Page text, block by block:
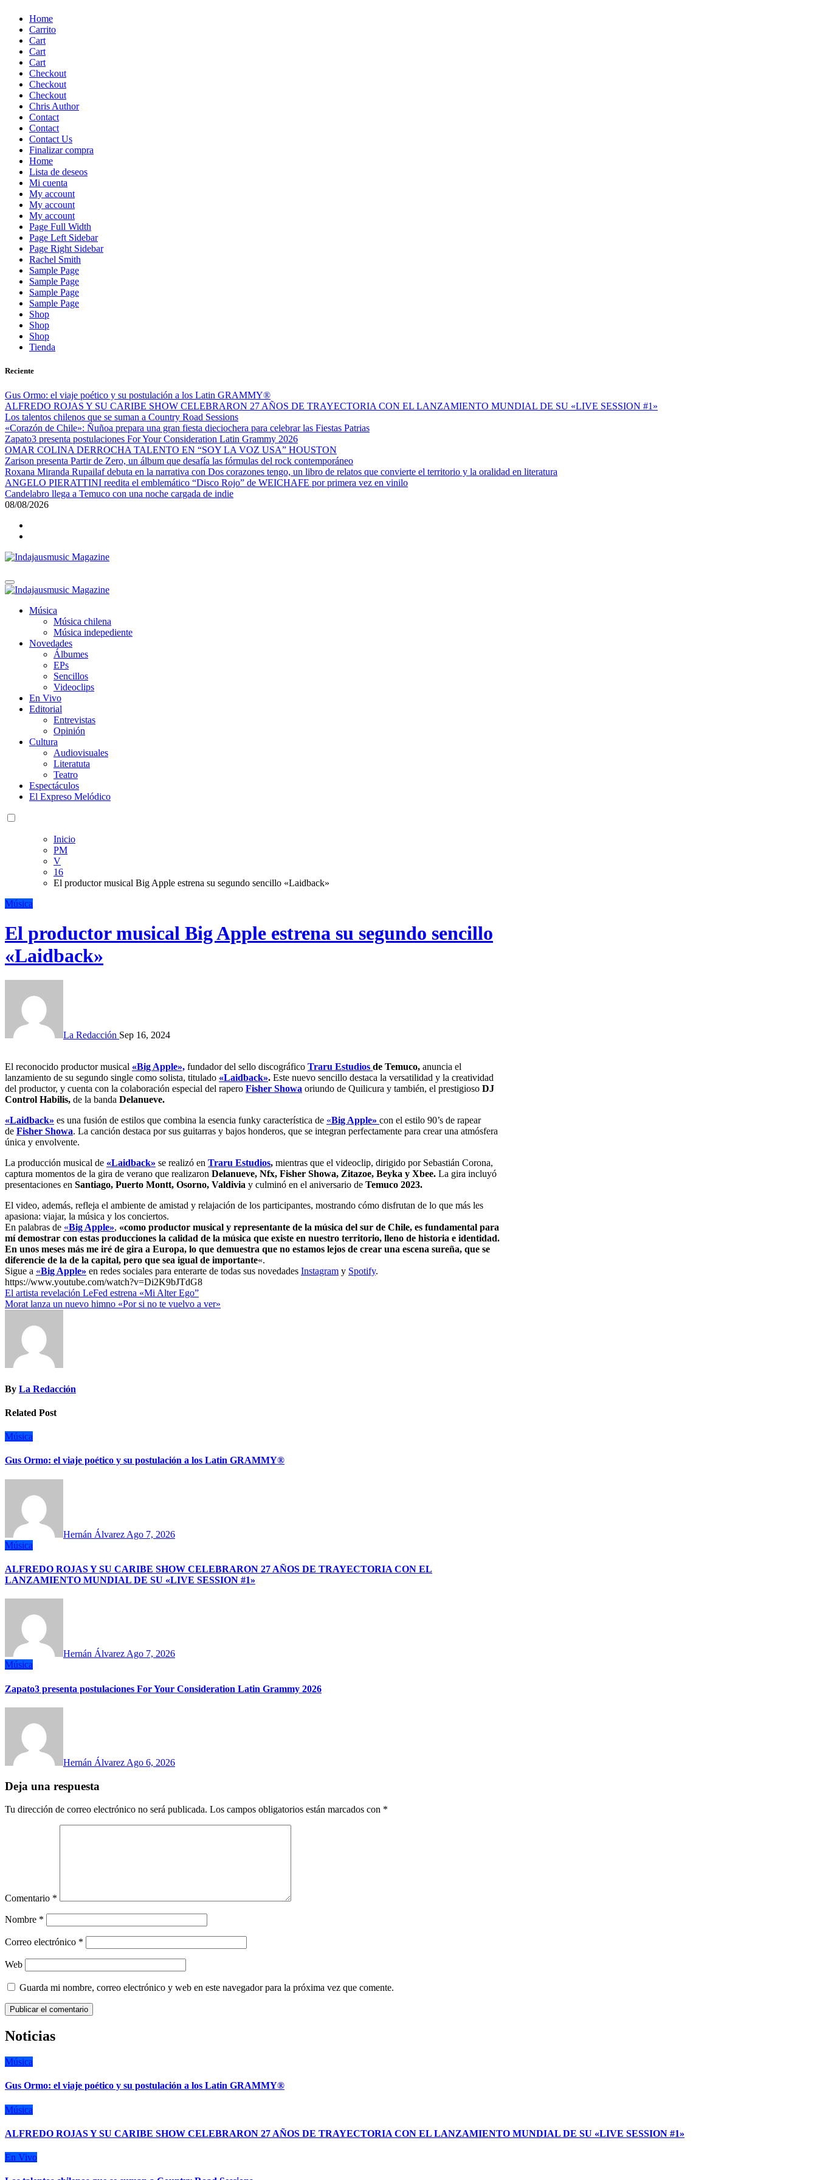
Skip
content
Home
Carrito
Cart
Cart
Cart
Checkout
Checkout
Checkout
Chris Author
Contact
Contact
Contact Us
Finalizar compra
Home
Lista de deseos
Mi cuenta
My account
My account
My account
Page Full Width
Page Left Sidebar
Page Right Sidebar
Rachel Smith
Sample Page
Sample Page
Sample Page
Sample Page
Shop
Shop
Shop
Tienda
Reciente
Gus Ormo: el viaje poético y su postulación a los Latin GRAMMY®
ALFREDO ROJAS Y SU CARIBE SHOW CELEBRARON 27 AÑOS DE TRAYECTORIA CON EL LANZAMIENTO MUNDIAL DE SU «LIVE SESSION #1»
Los talentos chilenos que se suman a Country Road Sessions
«Corazón de Chile»: Ñuñoa prepara una gran fiesta dieciochera para celebrar las Fiestas Patrias
Zapato3 presenta postulaciones For Your Consideration Latin Grammy 2026
OMAR COLINA DERROCHA TALENTO EN “SOY LA VOZ USA” HOUSTON
Zarison presenta Partir de Zero, un álbum que desafía las fórmulas del rock contemporáneo
Roxana Miranda Rupailaf debuta en la narrativa con Dos corazones tengo, un libro de relatos que convierte el territorio y la oralidad en literatura
ANGELO PIERATTINI reedita el emblemático “Disco Rojo” de WEICHAFE por primera vez en vinilo
Candelabro llega a Temuco con una noche cargada de indie
08/08/2026
Música, Cultura y Espectáculos
Música
Música chilena
Música indepediente
Novedades
Álbumes
EPs
Sencillos
Videoclips
En Vivo
Editorial
Entrevistas
Opinión
Cultura
Audiovisuales
Literatuta
Teatro
Espectáculos
El Expreso Melódico
Inicio
PM
V
16
El productor musical Big Apple estrena su segundo sencillo «Laidback»
Música
El productor musical Big Apple estrena su segundo sencillo
«Laidback»
La Redacción Sep 16, 2024
El reconocido productor musical «Big Apple», fundador del sello discográfico Traru Estudios de Temuco, anuncia el
lanzamiento de su segundo single como solista, titulado «Laidback». Este nuevo sencillo destaca la versatilidad y la creatividad
del productor, y cuenta con la colaboración especial del rapero Fisher Showa oriundo de Quilicura y también, el prestigioso DJ
Control Habilis, de la banda Delanueve.
«Laidback» es una fusión de estilos que combina la esencia funky característica de «Big Apple» con el estilo 90’s de rapear
de Fisher Showa. La canción destaca por sus guitarras y bajos honderos, que se integran perfectamente para crear una atmósfera
única y envolvente.
La producción musical de «Laidback» se realizó en Traru Estudios, mientras que el videoclip, dirigido por Sebastián Corona,
captura momentos de la gira de verano que realizaron Delanueve, Nfx, Fisher Showa, Zitazoe, Beyka y Xbee. La gira incluyó
presentaciones en Santiago, Puerto Montt, Osorno, Valdivia y culminó en el aniversario de Temuco 2023.
El video, además, refleja el ambiente de amistad y relajación de los participantes, mostrando cómo disfrutan de lo que más les
apasiona: viajar, la música y los conciertos.
En palabras de «Big Apple», «como productor musical y representante de la música del sur de Chile, es fundamental para
mí demostrar con estas producciones la calidad de la música que existe en nuestro territorio, lleno de historia e identidad.
En unos meses más me iré de gira a Europa, lo que demuestra que no estamos lejos de crear una escena sureña, que se
diferencie de la de la capital, pero que sea igual de importante«.
Sigue a «Big Apple» en redes sociales para enterarte de todas sus novedades Instagram y Spotify.
https://www.youtube.com/watch?v=Di2K9bJTdG8
Navegación
de
entradas
El artista revelación LeFed estrena «Mi Alter Ego”
Morat lanza un nuevo himno «Por si no te vuelvo a ver»
By La Redacción
Related Post
Música
Gus Ormo: el viaje poético y su postulación a los Latin GRAMMY®
Hernán Álvarez Ago 7, 2026
Música
ALFREDO ROJAS Y SU CARIBE SHOW CELEBRARON 27 AÑOS DE TRAYECTORIA CON EL
LANZAMIENTO MUNDIAL DE SU «LIVE SESSION #1»
Hernán Álvarez Ago 7, 2026
Música
Zapato3 presenta postulaciones For Your Consideration Latin Grammy 2026
Hernán Álvarez Ago 6, 2026
Deja una respuesta
Tu dirección de correo electrónico no será publicada. Los campos obligatorios están marcados con *
Comentario *
Nombre *
Correo electrónico *
Web
Guarda mi nombre, correo electrónico y web en este navegador para la próxima vez que comente.
Noticias
Música
Gus Ormo: el viaje poético y su postulación a los Latin GRAMMY®
Música
ALFREDO ROJAS Y SU CARIBE SHOW CELEBRARON 27 AÑOS DE TRAYECTORIA CON EL LANZAMIENTO MUNDIAL DE SU «LIVE SESSION #1»
En Vivo